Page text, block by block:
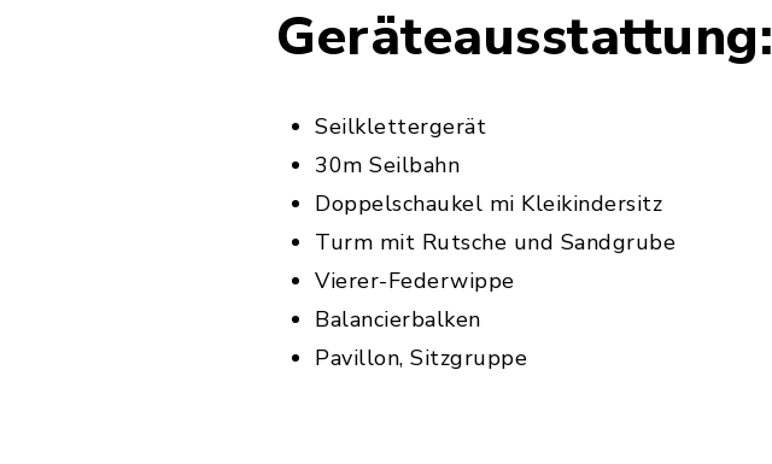
Geräteausstattung:
Seilklettergerät
30m Seilbahn
Doppelschaukel mi Kleikindersitz
Turm mit Rutsche und Sandgrube
Vierer-Federwippe
Balancierbalken
Pavillon, Sitzgruppe